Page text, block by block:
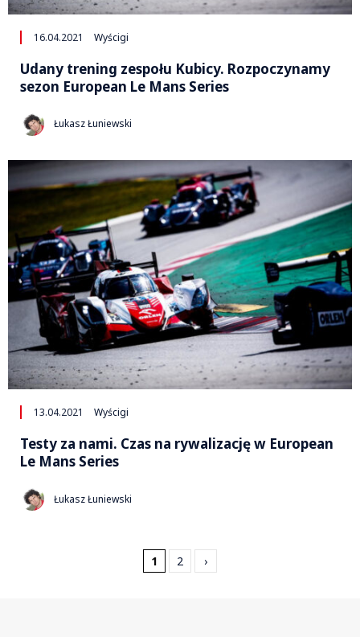
16.04.2021 Wyścigi
Udany trening zespołu Kubicy. Rozpoczynamy
sezon European Le Mans Series
Łukasz Łuniewski
13.04.2021 Wyścigi
Testy za nami. Czas na rywalizację w European
Le Mans Series
Łukasz Łuniewski
1 2 ›